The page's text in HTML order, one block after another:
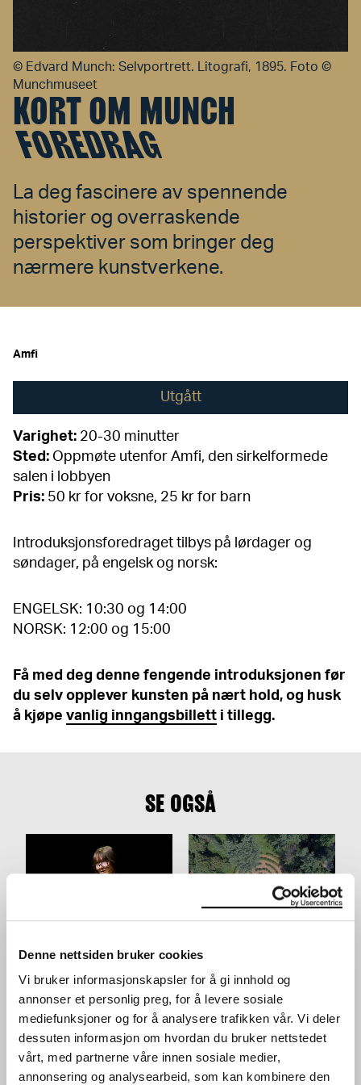
Denne nettsiden bruker cookies
Vi bruker informasjonskapsler for å gi innhold og
annonser et personlig preg, for å levere sosiale
mediefunksjoner og for å analysere trafikken vår. Vi deler
dessuten informasjon om hvordan du bruker nettstedet
vårt, med partnerne våre innen sosiale medier,
annonsering og analysearbeid, som kan kombinere den
KORT OM MUNCH
FOREDRAG
La deg fascinere av spennende
historier og overraskende
perspektiver som bringer deg
nærmere kunstverkene.
© Edvard Munch: Selvportrett. Litografi, 1895. Foto ©
Munchmuseet
Amfi
Utgått
Varighet: 20-30 minutter
Sted: Oppmøte utenfor Amfi, den sirkelformede
salen i lobbyen
Pris: 50 kr for voksne, 25 kr for barn
Introduksjonsforedraget tilbys på lørdager og
søndager, på engelsk og norsk:
ENGELSK: 10:30 og 14:00
NORSK: 12:00 og 15:00
Få med deg denne fengende introduksjonen før
du selv opplever kunsten på nært hold, og husk
å kjøpe vanlig inngangsbillett i tillegg.
SE OGSÅ
JORDSVINGNINGER: ALI
SMITH
SAMTALE
Festsal
TERRAFORMA
PRESENTERER: LORENZO
SENNI + FAKETHIAS
KONSERT
06.04.2024,20:00
Festsal